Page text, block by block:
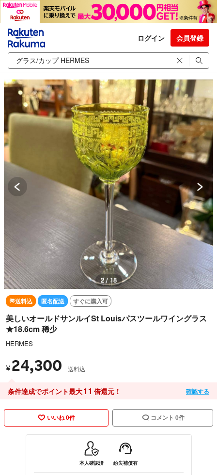
ログイン 会員登録
3 / 18
送料込 匿名配送 すぐに購入可
美しいオールドサンルイSt Louisパスツールワイングラス
★18.6cm 稀少
HERMES
¥ 24,300 送料込
条件達成でポイント最大11 倍還元！ 確認する
いいね 0件 コメント 0件
本人確認済 紛失補償有